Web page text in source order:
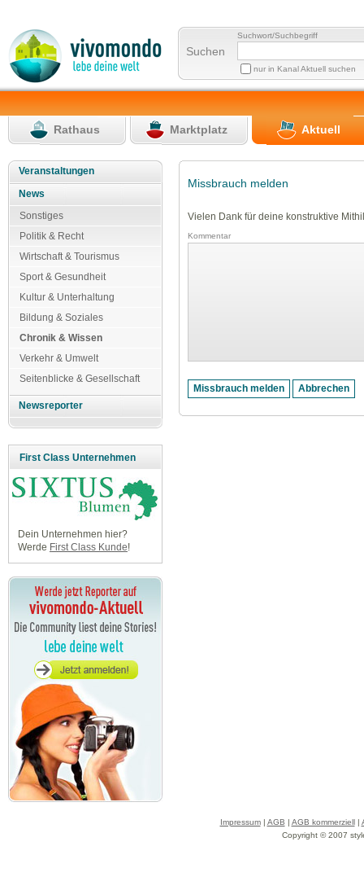
Suchen
Suchwort/Suchbegriff
nur in Kanal Aktuell suchen
Rathaus Marktplatz Aktuell
Veranstaltungen
News
Sonstiges
Politik & Recht
Wirtschaft & Tourismus
Sport & Gesundheit
Kultur & Unterhaltung
Bildung & Soziales
Chronik & Wissen
Verkehr & Umwelt
Seitenblicke & Gesellschaft
Newsreporter
First Class Unternehmen
Dein Unternehmen hier?
Werde First Class Kunde!
Missbrauch melden
Vielen Dank für deine konstruktive
Kommentar
Impressum| AGB | AGB kommerziell|
Copyright © 2007